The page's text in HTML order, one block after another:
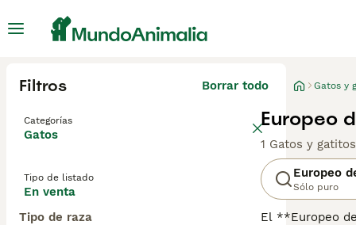
Filtros Borrar todo
Categorías
Gatos
Tipo de listado
En venta
Tipo de raza
Gatos y
Europeo
1 Gatos y
Europeo
Sólo puro
El **Europeo